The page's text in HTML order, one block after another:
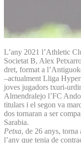
L’any 2021 l’Athletic
Societat B, Alex
dret, format a
–actualment Lliga
joves jugadors txuri-
Almendralejo l’FC
titulars i el segon va
dos tornaran a ser
Sarabia.
Petxa, de 26 anys,
l’any que tenia de